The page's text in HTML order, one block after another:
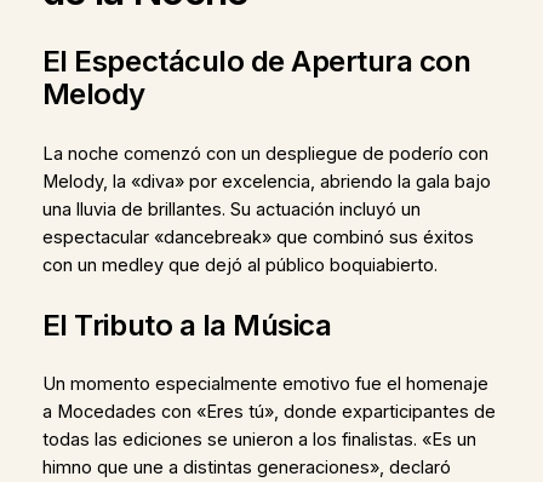
El Espectáculo de Apertura con
Melody
La noche comenzó con un despliegue de poderío con
Melody, la «diva» por excelencia, abriendo la gala bajo
una lluvia de brillantes. Su actuación incluyó un
espectacular «dancebreak» que combinó sus éxitos
con un medley que dejó al público boquiabierto.
El Tributo a la Música
Un momento especialmente emotivo fue el homenaje
a Mocedades con «Eres tú», donde exparticipantes de
todas las ediciones se unieron a los finalistas. «Es un
himno que une a distintas generaciones», declaró